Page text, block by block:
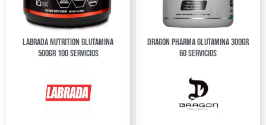
Labrada Nutrition Glutamina
500Gr 100 Servicios
Dragon Pharma Glutamina 300Gr
60 Servicios